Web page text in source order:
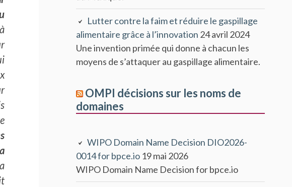
Lutter contre la faim et réduire le gaspillage
alimentaire grâce à l’innovation 24 avril 2024
Une invention primée qui donne à chacun les
moyens de s’attaquer au gaspillage alimentaire.
OMPI décisions sur les noms de
domaines
WIPO Domain Name Decision DIO2026-
0014 for bpce.io 19 mai 2026
WIPO Domain Name Decision for bpce.io